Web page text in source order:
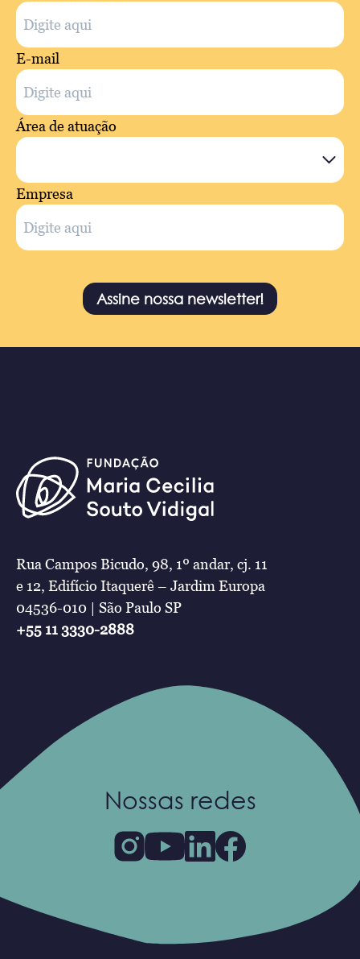
E-mail
Área de atuação
Empresa
Assine nossa newsletter!
Rua Campos Bicudo, 98, 1º andar, cj. 11
e 12, Edifício Itaquerê – Jardim Europa
04536-010 | São Paulo SP
+55 11 3330-2888
Nossas redes